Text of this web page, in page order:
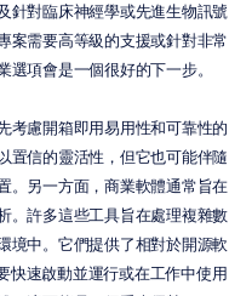
針對臨床神經學或先進生物訊號
案需要高等級的支援或針對非常
項會是一個很好的下一步。
考慮開箱即用易用性和可靠性的
置信的靈活性，但它也可能伴隨
。另一方面，商業軟體通常旨在
。許多這些工具旨在處理複雜數
境中。它們提供了相對於開源軟
快速啟動並運行或在工作中使用